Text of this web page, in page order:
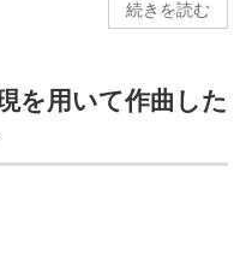
続きを読む
を用いて作曲した